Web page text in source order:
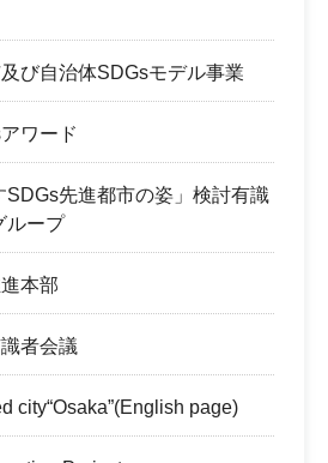
び自治体SDGsモデル事業
ワード
SDGs先進都市の姿」検討有識
ループ
本部
者会議
city“Osaka”(English page)